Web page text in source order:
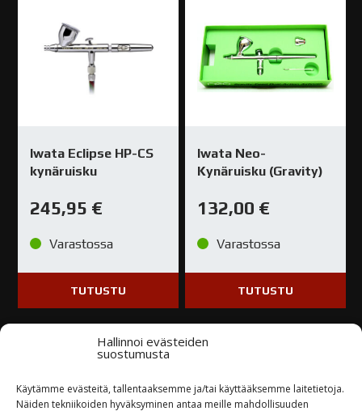
Hallinnoi evästeiden
suostumusta
Käytämme evästeitä, tallentaaksemme ja/tai käyttääksemme laitetietoja.
Näiden tekniikoiden hyväksyminen antaa meille mahdollisuuden
Iwata Eclipse HP-CS
kynäruisku
245,95 €
Varastossa
TUTUSTU
Iwata Neo-
Kynäruisku (Gravity)
132,00 €
Varastossa
TUTUSTU